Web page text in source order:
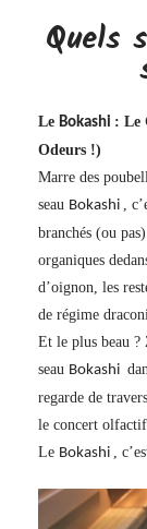
Quels
Le Bokashi : Le
Odeurs !)
Marre des
seau Bokashi
,
branchés (ou
organiques
d’oignon, les
de régime
Et le plus beau ?
seau Bokashi
regarde de
le concert olfactif
Le Bokashi ,